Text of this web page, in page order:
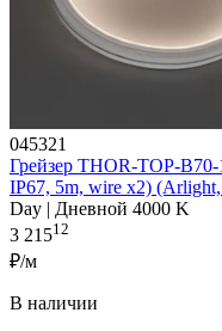
045321
Грейзер THOR-TOP-
IP67, 5m, wire x2)
Day | Дневной 4000 K
3 21512
₽/м
В наличии